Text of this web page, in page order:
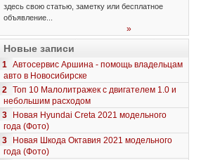
здесь свою статью, заметку или бесплатное
объявление...
»
Новые записи
1 Автосервис Аршина - помощь владельцам
авто в Новосибирске
2 Топ 10 Малолитражек с двигателем 1.0 и
небольшим расходом
3
Новая Hyundai Creta 2021 модельного
года (Фото)
3
Новая Шкода Октавия 2021 модельного
года (Фото)